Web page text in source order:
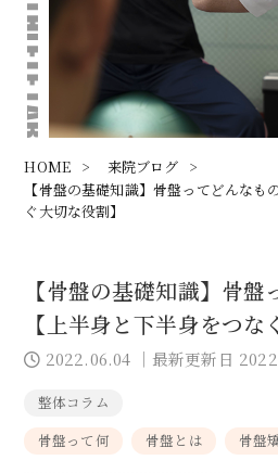
HOME > 来院ブログ >
【骨盤の基礎知識】骨盤ってどんな
ぐ大切な役割】
【骨盤の基礎知識】骨盤
【上半身と下半身をつな
2022.06.04 ｜最新更新日
整体コラム
骨盤って何
骨盤とは 骨盤